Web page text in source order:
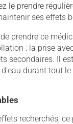
le prendre
ses effets
prendre ce
: la prise
secondaires. Il
durant tout
recherchés,